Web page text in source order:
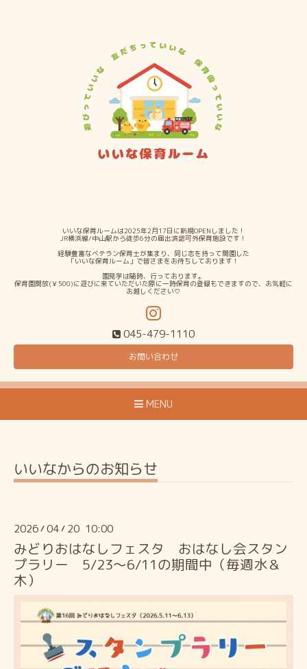
いいな保育ルームは2025年2月17日に新規OPENしました！
JR横浜線/中山駅から徒歩6分の届出済認可外保育施設です！
経験豊富なベテラン保育士が集まり、同じ志を持って開園した
「いいな保育ルーム」で皆さまをお待ちしております！
園見学は随時、行っております。
保育園開放(￥500)に遊びに来ていただいた際に一時保育の登録もできますので、お気軽に
お越しください♡
045-479-1110
お問い合わせ
MENU
いいなからのお知らせ
2026/04/ 20 10:00
みどりおはなしフェスタ おはなし会スタン
プラリー 5/23～6/11の期間中（毎週水＆
木）